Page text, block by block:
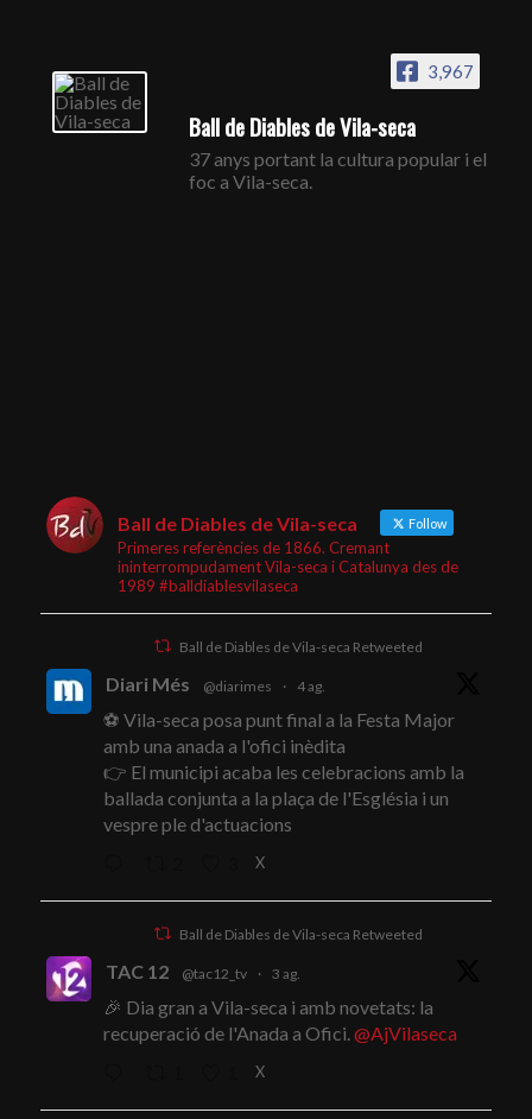
3,967
Ball de Diables de Vila-seca
37 anys portant la cultura popular i el
foc a Vila-seca.
Ball de Diables de Vila-seca Follow
Primeres referències de 1866. Cremant
ininterrompudament Vila-seca i Catalunya des de
1989 #balldiablesvilaseca
Ball de Diables de Vila-seca Retweeted
Diari Més @diarimes · 4 ag.
⚽ Vila-seca posa punt final a la Festa Major
amb una anada a l'ofici inèdita
👉 El municipi acaba les celebracions amb la
ballada conjunta a la plaça de l'Església i un
vespre ple d'actuacions
X
Ball de Diables de Vila-seca Retweeted
TAC 12 @tac12_tv · 3 ag.
🎉 Dia gran a Vila-seca i amb novetats: la
recuperació de l'Anada a Ofici.@AjVilaseca
X